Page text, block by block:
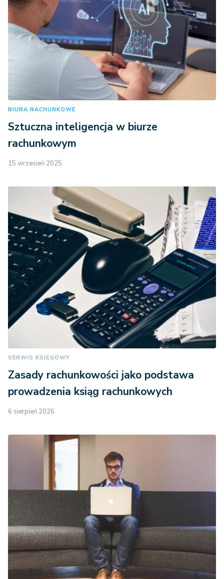
BIURA RACHUNKOWE
Sztuczna inteligencja w biurze
rachunkowym
15 wrzesień 2025
SERWIS KSIĘGOWY
Zasady rachunkowości jako podstawa
prowadzenia ksiąg rachunkowych
6 sierpień 2026